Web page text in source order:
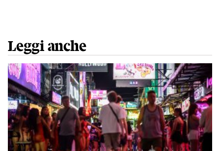
Leggi anche